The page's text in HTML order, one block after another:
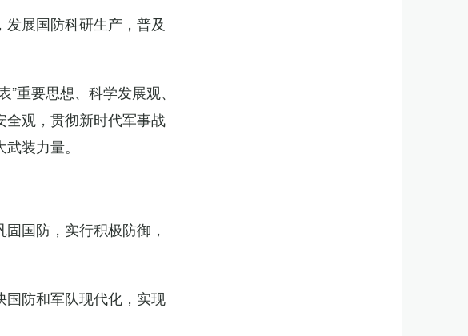
展国防科研生产，普及
重要思想、科学发展观、
全观，贯彻新时代军事战
装力量。
国防，实行积极防御，
国防和军队现代化，实现